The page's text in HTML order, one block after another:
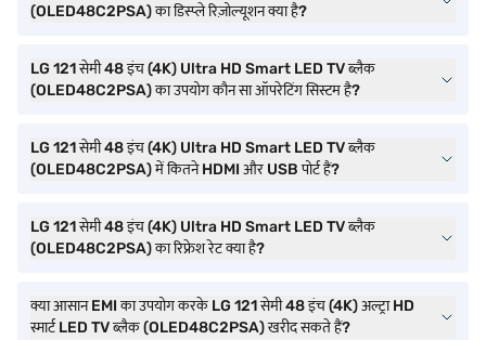
(OLED48C2PSA) का डिस्प्ले रिज़ोल्यूशन क्या है?
LG 121 सेमी 48 इंच (4K) Ultra HD Smart LED TV ब्लैक
(OLED48C2PSA) का उपयोग कौन सा ऑपरेटिंग सिस्टम है?
LG 121 सेमी 48 इंच (4K) Ultra HD Smart LED TV ब्लैक
(OLED48C2PSA) में कितने HDMI और USB पोर्ट हैं?
LG 121 सेमी 48 इंच (4K) Ultra HD Smart LED TV ब्लैक
(OLED48C2PSA) का रिफ्रेश रेट क्या है?
क्या आसान EMI का उपयोग करके LG 121 सेमी 48 इंच (4K) अल्ट्रा HD
स्मार्ट LED TV ब्लैक (OLED48C2PSA) खरीद सकते हैं?